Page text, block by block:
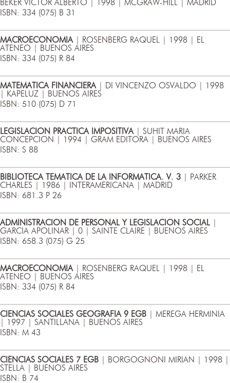
BEKER VICTOR ALBERTO | 1998 | MCGRAW-HILL | MADRID
ISBN: 334 (075) B 31
MACROECONOMIA | ROSENBERG RAQUEL | 1998 | EL
ATENEO | BUENOS AIRES
ISBN: 334 (075) R 84
MATEMATICA FINANCIERA | DI VINCENZO OSVALDO | 1998
| KAPELUZ | BUENOS AIRES
ISBN: 510 (075) D 71
LEGISLACION PRACTICA IMPOSITIVA | SUHIT MARIA
CONCEPCION | 1994 | GRAM EDITORA | BUENOS AIRES
ISBN: S 88
BIBLIOTECA TEMATICA DE LA INFORMATICA. V. 3 | PARKER
CHARLES | 1986 | INTERAMERICANA | MADRID
ISBN: 681.3 P 26
ADMINISTRACION DE PERSONAL Y LEGISLACION SOCIAL
GARCIA APOLINAR | 0 | SAINTE CLAIRE | BUENOS AIRES
ISBN: 658.3 (075) G 25
MACROECONOMIA | ROSENBERG RAQUEL | 1998 | EL
ATENEO | BUENOS AIRES
ISBN: 334 (075) R 84
CIENCIAS SOCIALES GEOGRAFIA 9 EGB | MEREGA HERMINIA
| 1997 | SANTILLANA | BUENOS AIRES
ISBN: M 43
CIENCIAS SOCIALES 7 EGB | BORGOGNONI MIRIAN | 1998 |
STELLA | BUENOS AIRES
ISBN: B 74